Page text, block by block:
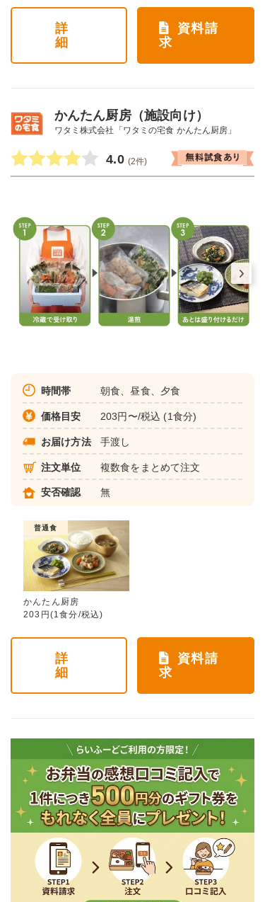
詳
細
資料請
求
かんたん厨房（施設向け）
ワタミ株式会社「ワタミの宅食 かんたん厨房」
4.0 (2件)
時間帯 朝食、昼食、夕食
価格目安 203円〜/税込 (1食分)
お届け方法 手渡し
注文単位 複数食をまとめて注文
安否確認 無
普通食
かんたん厨房
203円(1食分/税込)
詳
細
資料請
求